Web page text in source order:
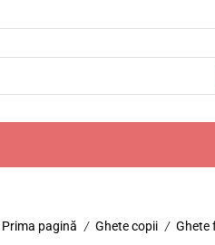
Prima pagină / Ghete copii / Ghete